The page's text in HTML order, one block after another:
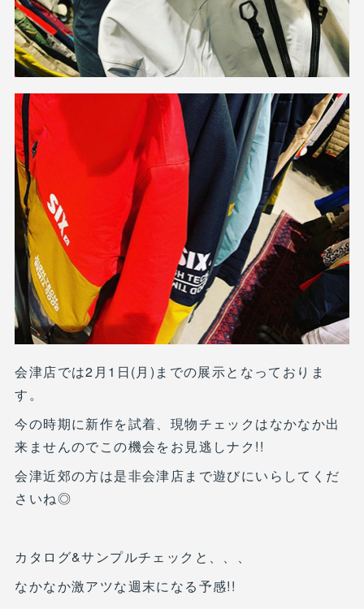
会津店では2月1日(月)までの展示となっておりま
す。
今の時期に新作を試着、現物チェックはなかなか出
来ませんのでこの機会をお見逃しナク!!
会津近郊の方は是非会津店まで遊びにいらしてくだ
さいね◎
カタログ&サンプルチェックと、、、
なかなか激アツな週末になる予感!!